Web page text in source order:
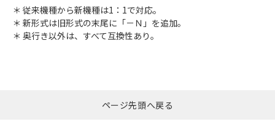
＊ 従来機種から新機種は1：1で対応。
＊ 新形式は旧形式の末尾に「－Ｎ」を追加。
＊ 奥行き以外は、すべて互換性あり。
ページ先頭へ戻る